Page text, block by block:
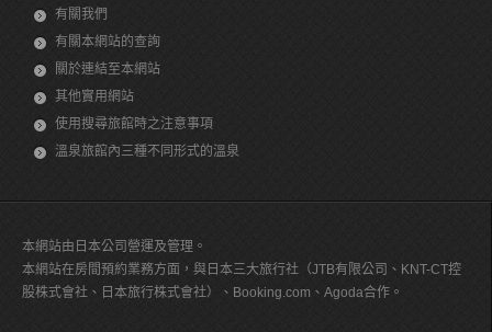
有關我們
有關本網站的查詢
關於連結至本網站
其他實用網站
使用搜尋旅館時之注意事項
溫泉旅館內三種不同形式的溫泉
本網站由日本公司營運及管理。
本網站在房間預約業務方面，與日本三大旅行社（JTB有限公司、KNT-CT控
股株式會社、日本旅行株式會社）、Booking.com、Agoda合作。